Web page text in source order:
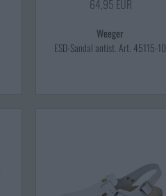
64,95 EUR
Weeger
ESD-Sandal antist. Art. 45115-10